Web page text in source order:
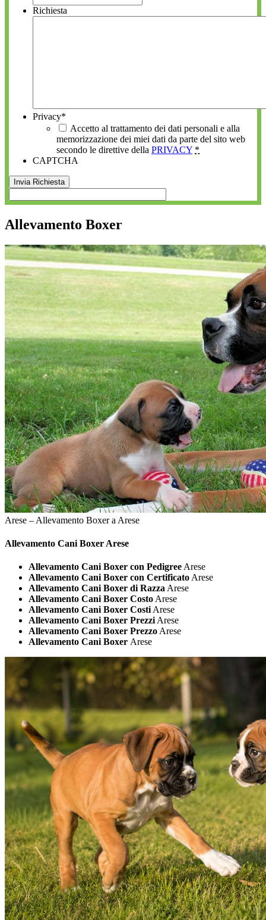
Richiesta
Privacy*
Accetto al trattamento dei dati personali e alla
memorizzazione dei miei dati da parte del sito web
secondo le direttive della PRIVACY *
CAPTCHA
Allevamento Boxer
Arese – Allevamento Boxer a Arese
Allevamento Cani Boxer Arese
Allevamento Cani Boxer con Pedigree Arese
Allevamento Cani Boxer con Certificato Arese
Allevamento Cani Boxer di Razza Arese
Allevamento Cani Boxer Costo Arese
Allevamento Cani Boxer Costi Arese
Allevamento Cani Boxer Prezzi Arese
Allevamento Cani Boxer Prezzo Arese
Allevamento Cani Boxer Arese